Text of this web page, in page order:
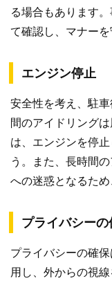
る場合もあります
て確認し、マナーを
エンジン停止
安全性を考え、駐
間のアイドリング
は、エンジンを停
う。また、長時間
への迷惑となるため
プライバシーの
プライバシーの確
用し、外からの視